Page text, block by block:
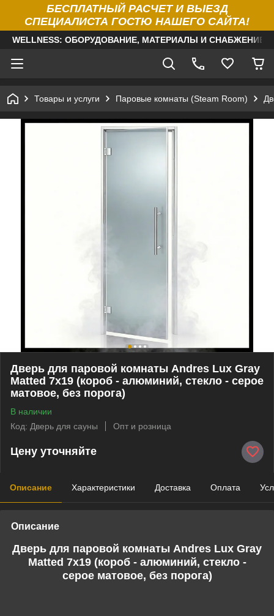
БЕСПЛАТНЫЙ РАСЧЕТ И ВЫЕЗД
СПЕЦИАЛИСТА ГОСТЮ НАШЕГО САЙТА!
WELLNESS: ОБОРУДОВАНИЕ, МАТЕРИАЛЫ И
Товары и услуги Паровые комнаты (Steam Room)
Дверь для паровой комнаты Andres Lux Gray
Matted 7х19 (короб - алюминий, стекло - серое
матовое, без порога)
В наличии
Код: Дверь для сауны
Опт и розница
Цену уточняйте
Описание Характеристики Доставка Оплата
Описание
Дверь для паровой комнаты Andres Lux Gray
Matted 7х19 (короб - алюминий, стекло -
серое матовое, без порога)